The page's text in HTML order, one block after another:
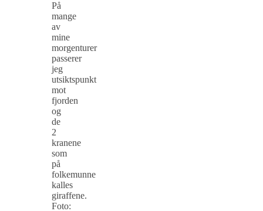
På
mange
av
mine
morgenturer
passerer
jeg
utsiktspunkt
mot
fjorden
og
de
2
kranene
som
på
folkemunne
kalles
giraffene.
Foto: